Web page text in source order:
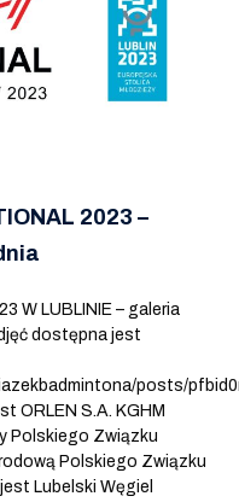
2023 –
W LUBLINIE – galeria
dostępna jest
posts/
ORLEN S.A. KGHM
Polskiego Związku
Polskiego Związku
Lubelski Węgiel